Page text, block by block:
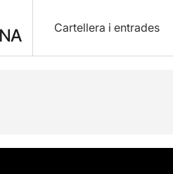
Cartellera i entrades
Fotos i vídeos